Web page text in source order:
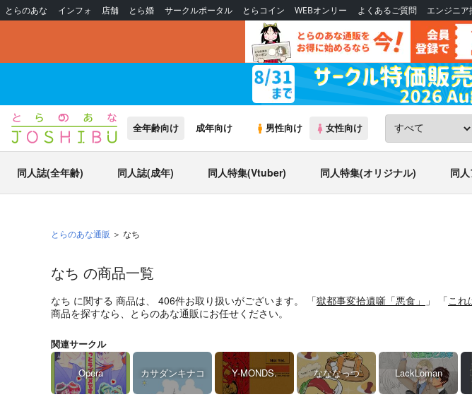
とらのあな インフォ 店舗 とら婚 サークルポータル とらコイン WEBオンリー よくあるご質問 エンジニア
全年齢向け 成年向け 男性向け 女性向け
同人誌(全年齢) 同人誌(成年) 同人特集(Vtuber) 同人特集(オリジナル) 同
とらのあな通販 なち
なち の商品一覧
なち に関する 商品は、 406件お取り扱いがございます。 「獄都事変拾遺噺「悪食」 」 「これ
商品を探すなら、とらのあな通販にお任せください。
関連サークル
Opera カサダンキナコ Y-MONDS. なななっつ LackLoman